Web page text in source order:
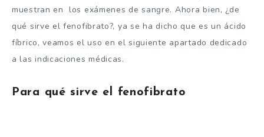
muestran en los exámenes de sangre. Ahora bien, ¿de
qué sirve el fenofibrato?, ya se ha dicho que es un ácido
fíbrico, veamos el uso en el siguiente apartado dedicado
a las indicaciones médicas.
Para qué sirve el fenofibrato